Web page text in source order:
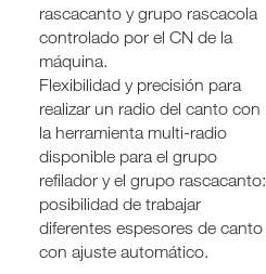
rascacanto y grupo rascacola
controlado por el CN de la
máquina.
Flexibilidad y precisión para
realizar un radio del canto con
la herramienta multi-radio
disponible para el grupo
refilador y el grupo rascacanto:
posibilidad de trabajar
diferentes espesores de canto
con ajuste automático.